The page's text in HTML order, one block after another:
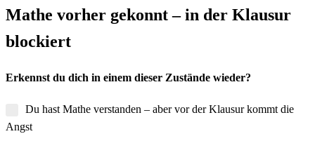
Mathe vorher gekonnt – in der Klausur
blockiert
Erkennst du dich in einem dieser Zustände wieder?
Du hast Mathe verstanden – aber vor der Klausur kommt die
Angst